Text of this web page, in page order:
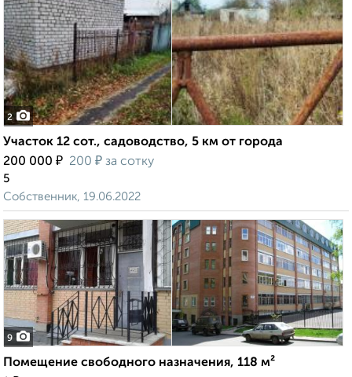
2
Участок 12 сот., садоводство, 5 км от города
200 000 ₽ 200 ₽ за сотку
5
Собственник, 19.06.2022
9
Помещение свободного назначения, 118 м²